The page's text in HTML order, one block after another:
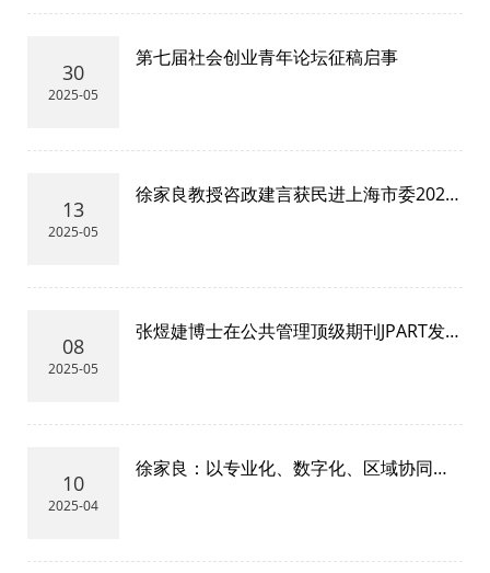
30
2025-05
第七届社会创业青年论坛征稿启事
13
2025-05
徐家良教授咨政建言获民进上海市委2024
08
2025-05
张煜婕博士在公共管理顶级期刊JPART发表
10
2025-04
徐家良：以专业化、数字化、区域协同开